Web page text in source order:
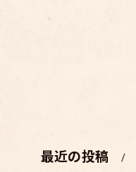
最近の投稿